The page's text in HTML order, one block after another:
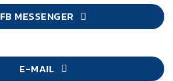
FB MESSENGER
E-MAIL